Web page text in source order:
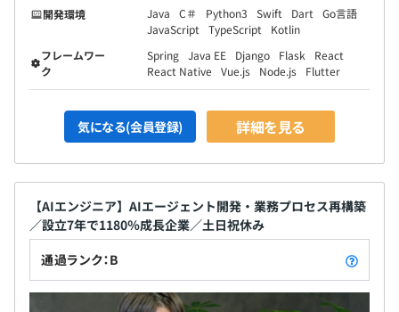
予定です。
【ハイスキルなエンジニアが多数在籍！】
当社のエンジニアは、IBM・富士通・アクセンチュア・シ
ンプレックス・KDDI・レバテック・日鉄グループ等で活
躍していた中国／日本のエンジニアです。
PL／PM、スクラムマスター、コンサルタントとして活躍
し、会社を牽引しています。
開発環境
Java C＃ Python3 Swift Dart
Go言語
JavaScript
TypeScript
Kotlin
フレームワー
ク
Spring Java EE Django Flask
React
React Native Vue.js Node.js Flutter
気になる(会員登録) 詳細を見る
【AIエンジニア】AIエージェント開発・業務プロセス再構築
／設立7年で1180％成長企業／土日祝休み
通過ランク：B